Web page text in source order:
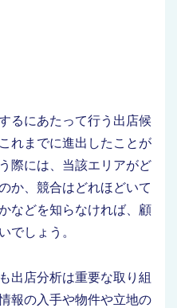
るにあたって行う出店候
れまでに進出したことが
際には、当該エリアがど
か、競合はどれほどいて
などを知らなければ、顧
でしょう。
出店分析は重要な取り組
報の入手や物件や立地の